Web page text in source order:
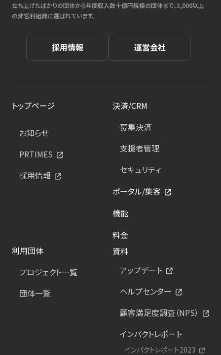
立ち上げたばかりの団体から年間収入数十億円規模の団体まで、3,000以上
の非営利組織に選ばれています。
採用情報 運営会社
トップページ
お知らせ
PRTIMES
採用情報
決済/CRM
募集決済
支援者管理
セキュリティ
ポータル/集客
機能
料金
利用団体
プロジェクト一覧
団体一覧
資料
アップデート
ヘルプセンター
顧客満足度調査（NPS）
インパクトレポート
インパクトレポート2023